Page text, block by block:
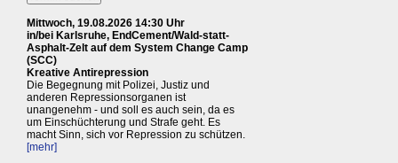
Mittwoch, 19.08.2026 14:30 Uhr
in/bei Karlsruhe, EndCement/Wald-statt-
Asphalt-Zelt auf dem System Change Camp
(SCC)
Kreative Antirepression
Die Begegnung mit Polizei, Justiz und
anderen Repressionsorganen ist
unangenehm - und soll es auch sein, da es
um Einschüchterung und Strafe geht. Es
macht Sinn, sich vor Repression zu schützen.
[mehr]